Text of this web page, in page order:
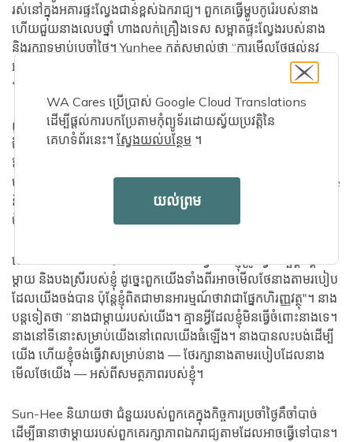
រស់នៅ​ក្នុង​អគារ​ផ្ទះល្វែង​ជាន់​ខ្ពស់​ឯករាជ្យ។ ពួកគេធ្វើម្ហូបកូរ៉េរបស់នាង
ហើយជួយនាងលេបថ្នាំ ហាងលក់គ្រឿងទេស សម្អាតផ្ទះល្វែងរបស់នាង
និងរក្សាទម្លាប់ប្រចាំថ្ងៃ។ Yunhee កត់​សម្គាល់​ថា “ការ​មើល​ថែ​ផ្តល់​នូវ​
អនុស្សាវរីយ៍​ជា​ច្រើន​ក្នុង​ការ​ធំ​ឡើង ហើយ​នាង​បាន​មើល​ថែ​យើង បង្ហាញ​អ្វី​
ៗ​ឲ្យ​យើង រៀន​ជំនាញ​ពី​ម្តាយ​ខ្ញុំ”។
ពួកគេទទួលស្គាល់ថាការចំណាយលើការថែទាំ ទាំងផ្នែកហិរញ្ញវត្ថុ និងផ្លូវ
ចិត្តគឺខ្ពស់ ហើយថាទម្លាប់នៃការសន្សំប្រាក់ដោយប្រយ័ត្នប្រយែងរបស់
ឪពុកម្តាយពួកគេ គឺជាហេតុផលសំខាន់ដែលពួកគេមានជម្រើសនៅពេលវា
មកដល់ការថែទាំរយៈពេលវែងសម្រាប់ឪពុករបស់ពួកគេ។ ទាំង Sun-Hee
និង Yunhee បានលាឈប់ពីអាជីពគិលានុបដ្ឋាយិការបស់ពួកគេ ដើម្បី
ចំណាយពេលច្រើនជាមួយម្តាយរបស់ពួកគេ។
យោងតាម Yunhee បាននិយាយថា "វាជាអ្វីដែលខ្ញុំត្រូវធ្វើដើម្បីផ្គត់ផ្គង់
ម្តាយ និងបងស្រីរបស់ខ្ញុំ ដូច្នេះពួកយើងទាំងពីរអាចមើលថែនាងតាមរបៀប
ដែលយើងចង់បាន ប៉ុន្តែខ្ញុំពិតជាមានអារម្មណ៍ថាវាជាផ្នែកហិរញ្ញវត្ថុ"។ នាង
បន្តទៀតថា “នាងជាម្តាយរបស់យើង។ គ្មានអ្វីដែលខ្ញុំមិនធ្វើចំពោះនាងទេ។
នាងនៅទីនោះសម្រាប់យើងនៅពេលយើងធំឡើង។ នាងបានលះបង់ដើម្បី
យើង ហើយខ្ញុំចង់ធ្វើវាសម្រាប់នាង — ថែរក្សានាងតាមរបៀបដែលនាង
មើលថែយើង — អស់ពីសមត្ថភាពរបស់ខ្ញុំ។
Sun-Hee និយាយថា ជំនួយរបស់ពួកគេក្នុងកិច្ចការប្រចាំថ្ងៃគឺចាំបាច់
ដើម្បីធានាថាម្តាយរបស់ពួកគេរក្សាភាពឯករាជ្យតាមដែលអាចធ្វើទៅបាន។
WA Cares ប្រើប្រាស់ Google Cloud Translations
ដើម្បីផ្តល់ការបកប្រែតាមកុំព្យូទ័រដោយស្វ័យប្រវត្តិនៃ
គេហទំព័រនេះ។ ស្វែងយល់បន្ថែម ។
យល់ព្រម